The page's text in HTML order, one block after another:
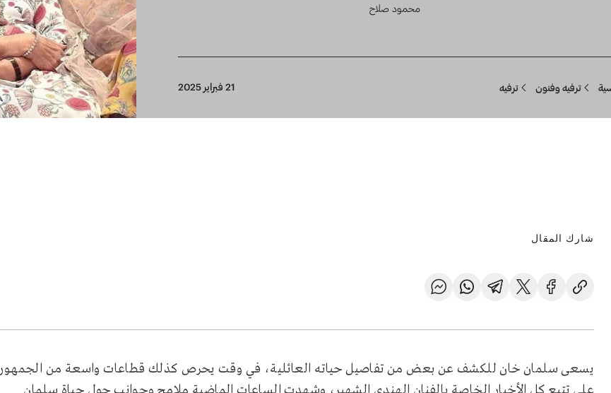
محمود صلاح
ترفيه وفنون ترفيه 21 فبراير 2025
شارك المقال
يسعى سلمان خان للكشف عن بعض من تفاصيل حياته العائلية، في وقت يحرص كذلك قطاعات واسعة من الجمهور